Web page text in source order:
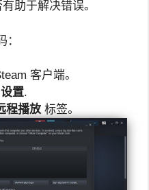
助于解决错误。
客户端。
设置.
程播放标签。